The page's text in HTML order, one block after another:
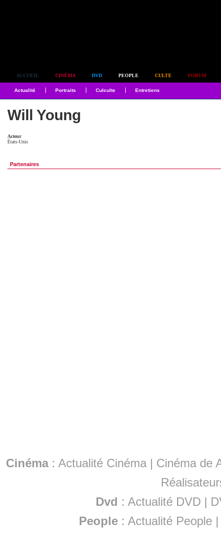
ACCUEIL CINÉMA DVD PEOPLE CULTE FORUM
Actualité Portraits Culculte Entretiens
Will Young
Acteur
États-Unis
Partenaires
Cinéma: Actualité Cinéma | Cinéma de
Dvd : Actualité DVD |
People :Actualité People